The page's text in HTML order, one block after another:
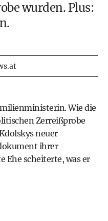
wurden. Plus:
Wie die
Zerreißprobe
neuer
ihrer
Ehe scheiterte, was er